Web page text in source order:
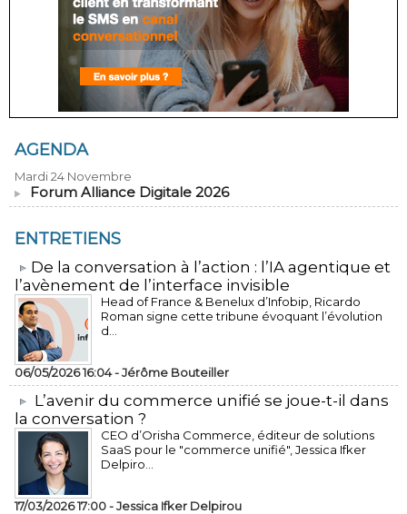
AGENDA
Mardi 24 Novembre
Forum Alliance Digitale 2026
ENTRETIENS
​De la conversation à l’action : l’IA agentique et
l’avènement de l’interface invisible
Head of France & Benelux d’Infobip, Ricardo
Roman signe cette tribune évoquant l’évolution
d...
06/05/2026 16:04 -Jérôme Bouteiller
L’avenir du commerce unifié se joue-t-il dans
la conversation ?
CEO d’Orisha Commerce, éditeur de solutions
SaaS pour le "commerce unifié", Jessica Ifker
Delpiro...
17/03/2026 17:00 -Jessica Ifker Delpirou